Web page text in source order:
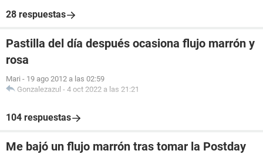
28 respuestas
Pastilla del día después ocasiona flujo marrón y
rosa
Mari - 19 ago 2012 a las 02:59
Gonzalezazul - 4 oct 2022 a las 21:21
104 respuestas
Me bajó un flujo marrón tras tomar la Postday